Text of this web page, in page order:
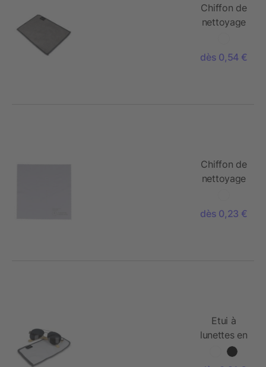
Chiffon de
nettoyage
microfibre
R-PET 13 x
dès 0,54 €
Chiffon de
nettoyage
microfibre
R-PET 15 x
dès 0,23 €
Etui à
lunettes en
mircrofibre